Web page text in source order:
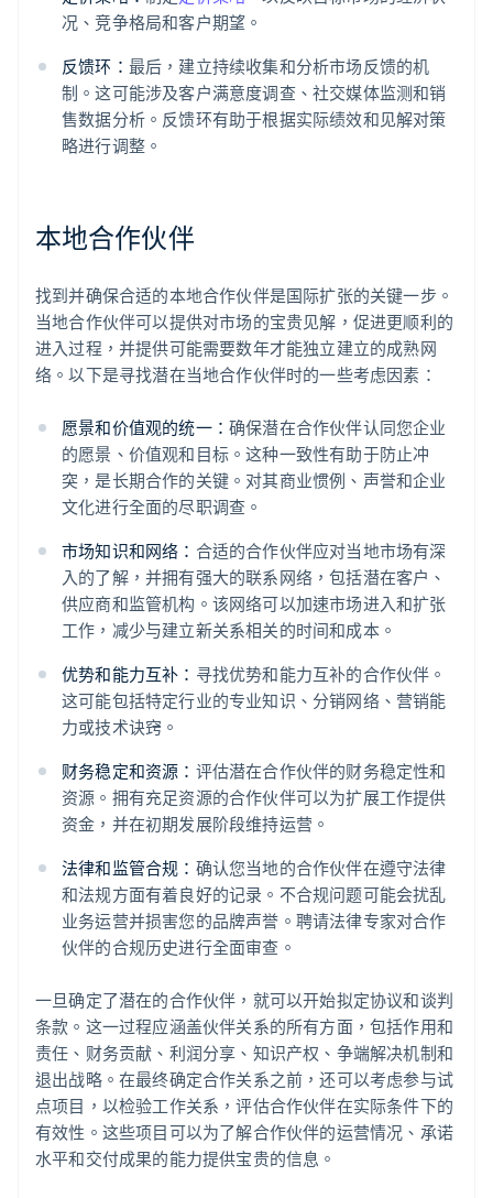
况、竞争格局和客户期望。
反馈环： 最后，建立持续收集和分析市场反馈的机
制。这可能涉及客户满意度调查、社交媒体监测和销
售数据分析。反馈环有助于根据实际绩效和见解对策
略进行调整。
本地合作伙伴
找到并确保合适的本地合作伙伴是国际扩张的关键一步。
当地合作伙伴可以提供对市场的宝贵见解，促进更顺利的
进入过程，并提供可能需要数年才能独立建立的成熟网
络。以下是寻找潜在当地合作伙伴时的一些考虑因素：
愿景和价值观的统一： 确保潜在合作伙伴认同您企业
的愿景、价值观和目标。这种一致性有助于防止冲
突，是长期合作的关键。对其商业惯例、声誉和企业
文化进行全面的尽职调查。
市场知识和网络： 合适的合作伙伴应对当地市场有深
入的了解，并拥有强大的联系网络，包括潜在客户、
供应商和监管机构。该网络可以加速市场进入和扩张
工作，减少与建立新关系相关的时间和成本。
优势和能力互补： 寻找优势和能力互补的合作伙伴。
这可能包括特定行业的专业知识、分销网络、营销能
力或技术诀窍。
财务稳定和资源： 评估潜在合作伙伴的财务稳定性和
资源。拥有充足资源的合作伙伴可以为扩展工作提供
资金，并在初期发展阶段维持运营。
法律和监管合规： 确认您当地的合作伙伴在遵守法律
和法规方面有着良好的记录。不合规问题可能会扰乱
业务运营并损害您的品牌声誉。聘请法律专家对合作
伙伴的合规历史进行全面审查。
一旦确定了潜在的合作伙伴，就可以开始拟定协议和谈判
条款。这一过程应涵盖伙伴关系的所有方面，包括作用和
责任、财务贡献、利润分享、知识产权、争端解决机制和
退出战略。在最终确定合作关系之前，还可以考虑参与试
点项目，以检验工作关系，评估合作伙伴在实际条件下的
有效性。这些项目可以为了解合作伙伴的运营情况、承诺
水平和交付成果的能力提供宝贵的信息。